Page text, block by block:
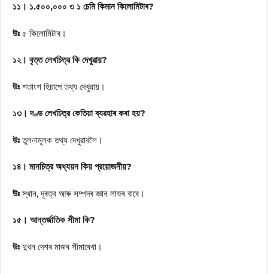
১১। ১.৫০০,০০০ ৩ ১ চেমি কিমান কিলোমিটাৰ?
উঃ ৫ কিলোমিটাৰ।
১২। বৃত্ত লেখচিত্র কি দেখুৱায়?
উঃ শতাংশ হিচাপে তথ্য দেখুৱায়।
১৩। দণ্ড লেখচিত্র কেতিয়া ব্যৱহাৰ কৰা হয়?
উঃতুলনামূলক তথ্য দেখুৱাবলৈ।
১৪। মানচিত্র অধ্যয়ন কিয় প্রয়োজনীয়?
উঃস্থান, দূৰত্ব আৰু সম্পদৰ জ্ঞান লাভৰ বাবে।
১৫। আন্তর্জাতিক সীমা কি?
উঃ দুখন দেশৰ মাজৰ সীমাৰেখা।